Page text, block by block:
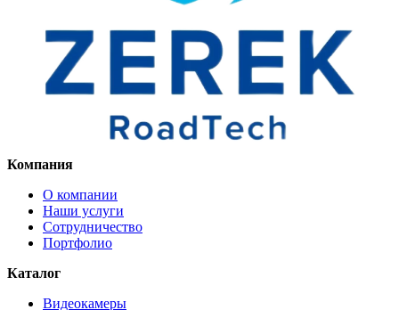
Компания
О компании
Наши услуги
Сотрудничество
Портфолио
Каталог
Видеокамеры